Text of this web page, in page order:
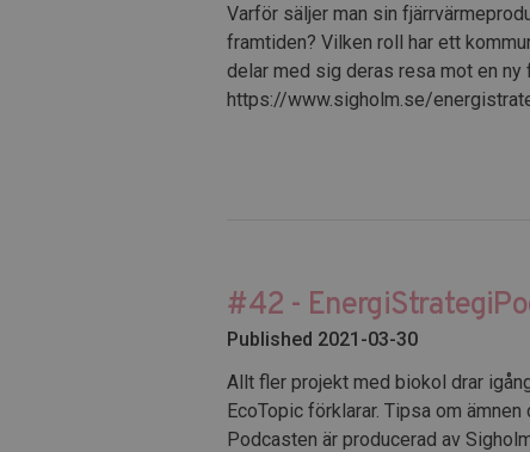
Varför säljer man sin
framtiden? Vilken roll har ett
delar med sig deras resa mot en
https://www.sigholm.se/
#42 -
Published 2021-03-30
Allt fler projekt med biokol drar
EcoTopic förklarar. Tipsa om
Podcasten är producerad av